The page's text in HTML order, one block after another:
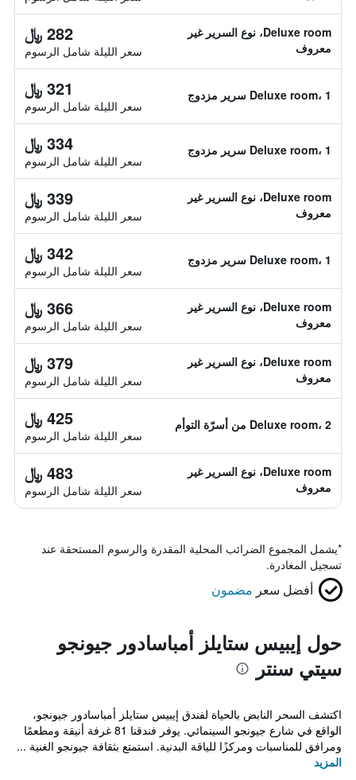
Deluxe room، نوع السرير غير
معروف
282 ﷼
سعر الليلة شامل الرسوم
Deluxe room، 1 سرير مزدوج 321 ﷼
سعر الليلة شامل الرسوم
Deluxe room، 1 سرير مزدوج 334 ﷼
سعر الليلة شامل الرسوم
Deluxe room، نوع السرير غير
معروف
339 ﷼
سعر الليلة شامل الرسوم
Deluxe room، 1 سرير مزدوج 342 ﷼
سعر الليلة شامل الرسوم
Deluxe room، نوع السرير غير
معروف
366 ﷼
سعر الليلة شامل الرسوم
Deluxe room، نوع السرير غير
معروف
379 ﷼
سعر الليلة شامل الرسوم
Deluxe room، 2 من أسرّة التوأم 425 ﷼
سعر الليلة شامل الرسوم
Deluxe room، نوع السرير غير
معروف
483 ﷼
سعر الليلة شامل الرسوم
*يشمل المجموع الضرائب المحلية المقدرة والرسوم المستحقة عند
تسجيل المغادرة.
أفضل سعر مضمون
حول إيبيس ستايلز أمباسادور جيونجو
سيتي سنتر
اكتشف السحر النابض بالحياة لفندق إيبيس ستايلز أمباسادور جيونجو،
الواقع في شارع جيونجو السينمائي. يوفر فندقنا 81 غرفة أنيقة ومطعمًا
ومرافق للمناسبات ومركزًا للياقة البدنية. استمتع بثقافة جيونجو الغنية ...
المزيد